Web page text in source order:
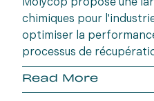
Molycop propose une
chimiques pour
optimiser la
processus de
Read More